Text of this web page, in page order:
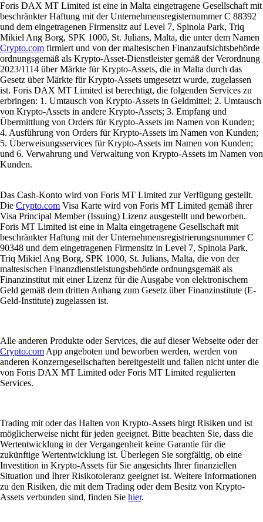
Foris DAX MT Limited ist eine in Malta eingetragene Gesellschaft mit
beschränkter Haftung mit der Unternehmensregisternummer C 88392
und dem eingetragenen Firmensitz auf Level 7, Spinola Park, Triq
Mikiel Ang Borg, SPK 1000, St. Julians, Malta, die unter dem Namen
Crypto.com firmiert und von der maltesischen Finanzaufsichtsbehörde
ordnungsgemäß als Krypto-Asset-Dienstleister gemäß der Verordnung
2023/1114 über Märkte für Krypto-Assets, die in Malta durch das
Gesetz über Märkte für Krypto-Assets umgesetzt wurde, zugelassen
ist. Foris DAX MT Limited ist berechtigt, die folgenden Services zu
erbringen: 1. Umtausch von Krypto-Assets in Geldmittel; 2. Umtausch
von Krypto-Assets in andere Krypto-Assets; 3. Empfang und
Übermittlung von Orders für Krypto-Assets im Namen von Kunden;
4. Ausführung von Orders für Krypto-Assets im Namen von Kunden;
5. Überweisungsservices für Krypto-Assets im Namen von Kunden;
und 6. Verwahrung und Verwaltung von Krypto-Assets im Namen von
Kunden.
Das Cash-Konto wird von Foris MT Limited zur Verfügung gestellt.
Die Crypto.com Visa Karte wird von Foris MT Limited gemäß ihrer
Visa Principal Member (Issuing) Lizenz ausgestellt und beworben.
Foris MT Limited ist eine in Malta eingetragene Gesellschaft mit
beschränkter Haftung mit der Unternehmensregistrierungsnummer C
90348 und dem eingetragenen Firmensitz in Level 7, Spinola Park,
Triq Mikiel Ang Borg, SPK 1000, St. Julians, Malta, die von der
maltesischen Finanzdienstleistungsbehörde ordnungsgemäß als
Finanzinstitut mit einer Lizenz für die Ausgabe von elektronischem
Geld gemäß dem dritten Anhang zum Gesetz über Finanzinstitute (E-
Geld-Institute) zugelassen ist.
Alle anderen Produkte oder Services, die auf dieser Webseite oder der
Crypto.com App angeboten und beworben werden, werden von
anderen Konzerngesellschaften bereitgestellt und fallen nicht unter die
von Foris DAX MT Limited oder Foris MT Limited regulierten
Services.
Trading mit oder das Halten von Krypto-Assets birgt Risiken und ist
möglicherweise nicht für jeden geeignet. Bitte beachten Sie, dass die
Wertentwicklung in der Vergangenheit keine Garantie für die
zukünftige Wertentwicklung ist. Überlegen Sie sorgfältig, ob eine
Investition in Krypto-Assets für Sie angesichts Ihrer finanziellen
Situation und Ihrer Risikotoleranz geeignet ist. Weitere Informationen
zu den Risiken, die mit dem Trading oder dem Besitz von Krypto-
Assets verbunden sind, finden Sie hier.